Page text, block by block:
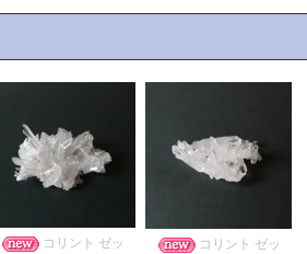
コリント ゼッ
コリント ゼッ